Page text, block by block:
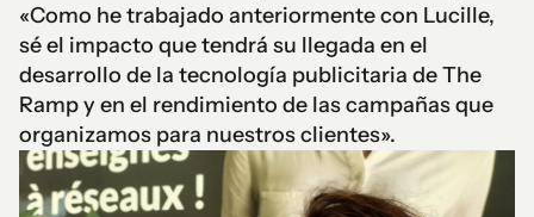
«Como he trabajado anteriormente con Lucille,
sé el impacto que tendrá su llegada en el
desarrollo de la tecnología publicitaria de The
Ramp y en el rendimiento de las campañas que
organizamos para nuestros clientes».